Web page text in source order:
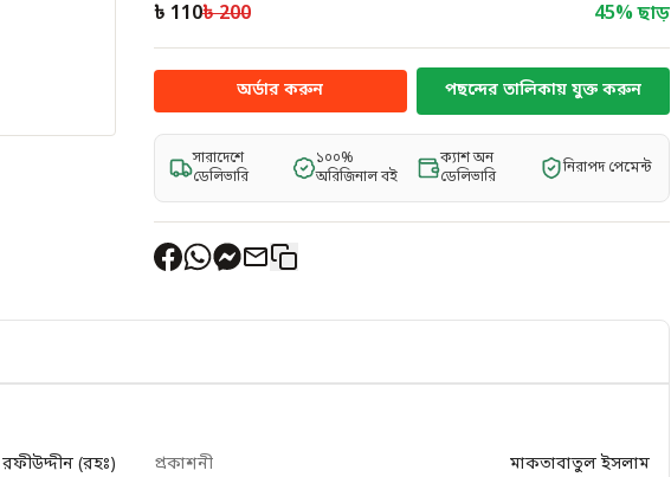
৳ 110৳ 200 45% ছাড়
অর্ডার করুন পছন্দের তালিকায় যুক্ত করুন
সারাদেশে
ডেলিভারি
১০০%
অরিজিনাল বই
ক্যাশ অন
ডেলিভারি
নিরাপদ পেমেন্ট
(রহঃ) প্রকাশনী মাকতাবাতুল ইসলাম